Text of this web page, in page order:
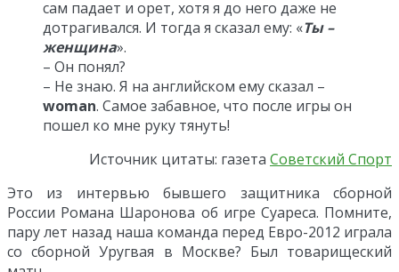
сам падает и орет, хотя я до него даже не
дотрагивался. И тогда я сказал ему: «Ты –
женщина».
– Он понял?
– Не знаю. Я на английском ему сказал –
woman. Самое забавное, что после игры он
пошел ко мне руку тянуть!
Источник цитаты: газета Советский Спорт
Это из интервью бывшего защитника сборной
России Романа Шаронова об игре Суареса. Помните,
пару лет назад наша команда перед Евро-2012 играла
со сборной Уругвая в Москве? Был товарищеский